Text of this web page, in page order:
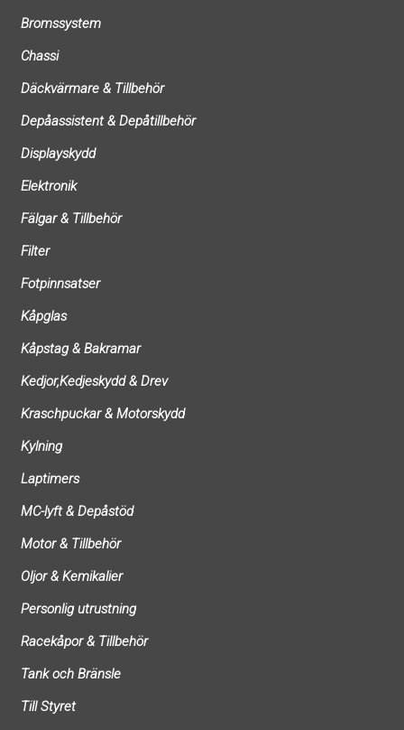
Bromssystem
Chassi
Däckvärmare & Tillbehör
Depåassistent & Depåtillbehör
Displayskydd
Elektronik
Fälgar & Tillbehör
Filter
Fotpinnsatser
Kåpglas
Kåpstag & Bakramar
Kedjor,Kedjeskydd & Drev
Kraschpuckar & Motorskydd
Kylning
Laptimers
MC-lyft & Depåstöd
Motor & Tillbehör
Oljor & Kemikalier
Personlig utrustning
Racekåpor & Tillbehör
Tank och Bränsle
Till Styret